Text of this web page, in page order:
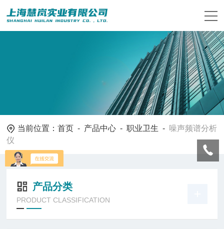
当前位置：首页 - 产品中心 -职业卫生 - 噪声频谱分析
仪
产品分类
PRODUCT CLASSIFICATION